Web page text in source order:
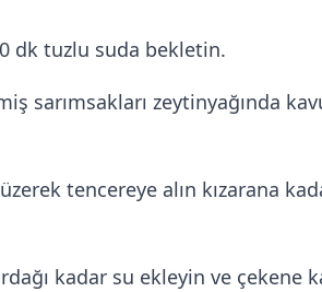
dk tuzlu suda bekletin.
sarımsakları zeytinyağında
tencereye alın kızarana
kadar su ekleyin ve çekene